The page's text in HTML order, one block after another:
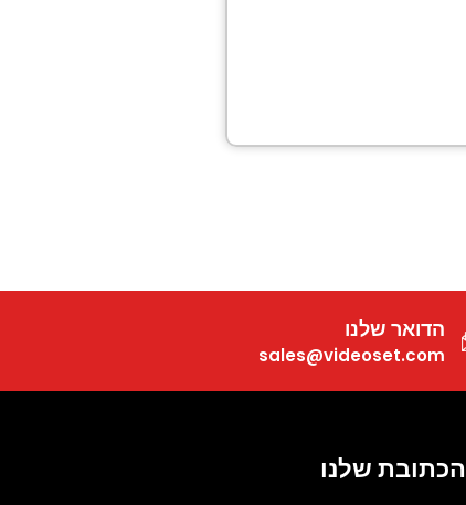
הדואר שלנו
sales@videoset.com
הכתובת שלנו